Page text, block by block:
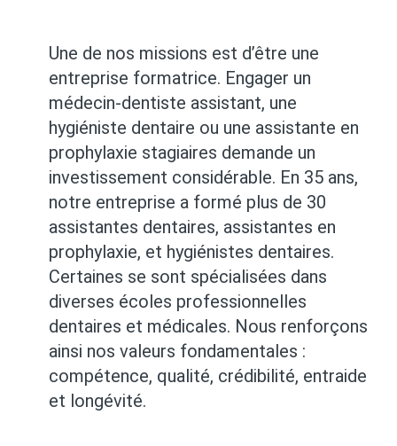
Une de nos missions est d’être une
entreprise formatrice. Engager un
médecin-dentiste assistant, une
hygiéniste dentaire ou une assistante en
prophylaxie stagiaires demande un
investissement considérable. En 35 ans,
notre entreprise a formé plus de 30
assistantes dentaires, assistantes en
prophylaxie, et hygiénistes dentaires.
Certaines se sont spécialisées dans
diverses écoles professionnelles
dentaires et médicales. Nous renforçons
ainsi nos valeurs fondamentales :
compétence, qualité, crédibilité, entraide
et longévité.